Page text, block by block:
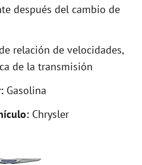
después del cambio de
relación de velocidades,
de la transmisión
Gasolina
Chrysler